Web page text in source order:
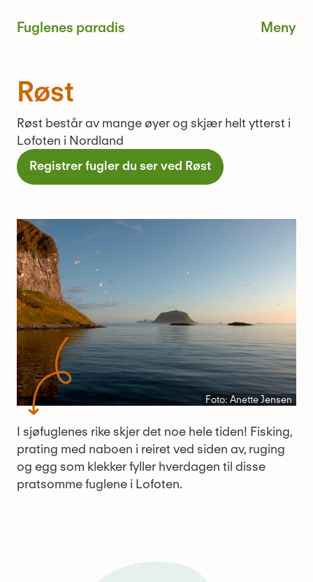
Fuglenes paradis
Røst
Røst består av mange øyer og skjær helt ytterst i
Lofoten i Nordland
Registrer fugler du ser ved Røst
Foto: Anette Jensen
I sjøfuglenes rike skjer det noe hele tiden! Fisking,
prating med naboen i reiret ved siden av, ruging
og egg som klekker fyller hverdagen til disse
pratsomme fuglene i Lofoten.